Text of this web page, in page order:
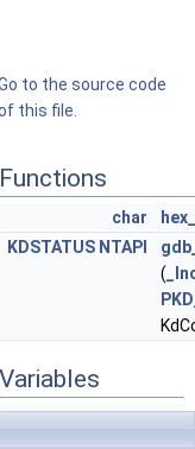
to the source code
this file.
Functions
char
KDSTATUS NTAPI
(
Variables
CHAR
gdb_input